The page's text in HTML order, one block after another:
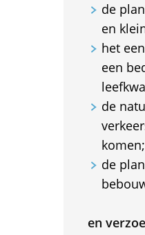
de
en
het
een
de
komen;
de
en